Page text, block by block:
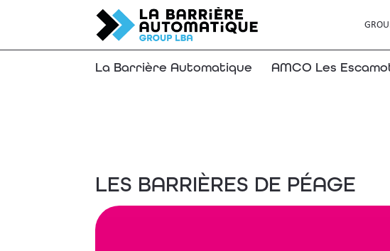
La Barrière Automatique AMCO Les
LES BARRIÈRES DE PÉAGE